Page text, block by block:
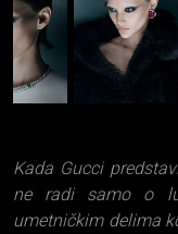
Kada Gucci
ne radi samo o
umetničkim delima